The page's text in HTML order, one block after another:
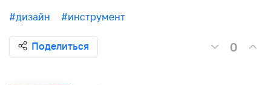
#дизайн #инструмент
Поделиться 0